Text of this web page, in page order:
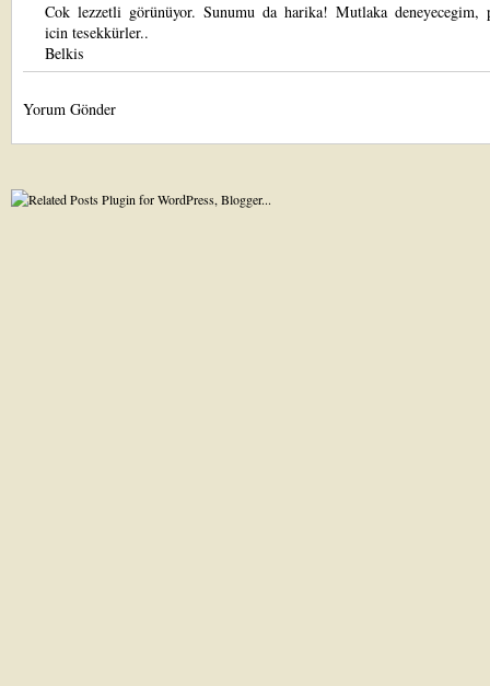
Cok lezzetli görünüyor. Sunumu da harika! Mutlaka deneyecegim,
icin tesekkürler..
Belkis
Yorum Gönder